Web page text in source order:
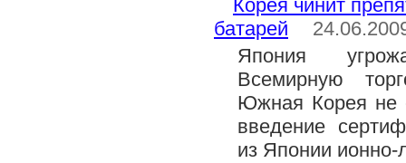
Корея чинит
батарей
Япония
Всемирную
Южная Корея не
введение
из Японии ионно-